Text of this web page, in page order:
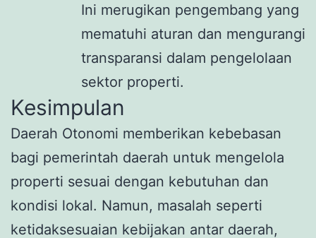
Ini merugikan pengembang yang
mematuhi aturan dan mengurangi
transparansi dalam pengelolaan
sektor properti.
Kesimpulan
Daerah Otonomi memberikan kebebasan
bagi pemerintah daerah untuk mengelola
properti sesuai dengan kebutuhan dan
kondisi lokal. Namun, masalah seperti
ketidaksesuaian kebijakan antar daerah,